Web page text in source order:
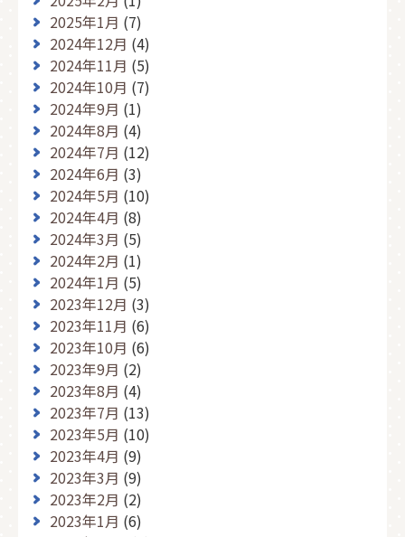
2025年1月 (7)
2024年12月 (4)
2024年11月 (5)
2024年10月 (7)
2024年9月 (1)
2024年8月 (4)
2024年7月 (12)
2024年6月 (3)
2024年5月 (10)
2024年4月 (8)
2024年3月 (5)
2024年2月 (1)
2024年1月 (5)
2023年12月 (3)
2023年11月 (6)
2023年10月 (6)
2023年9月 (2)
2023年8月 (4)
2023年7月 (13)
2023年5月 (10)
2023年4月 (9)
2023年3月 (9)
2023年2月 (2)
2023年1月 (6)